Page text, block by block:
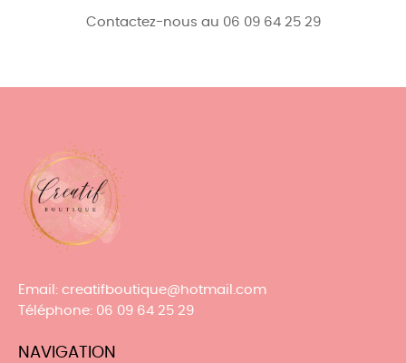
Contactez-nous au 06 09 64 25 29
Email : creatifboutique@hotmail.com
Téléphone: 06 09 64 25 29
NAVIGATION